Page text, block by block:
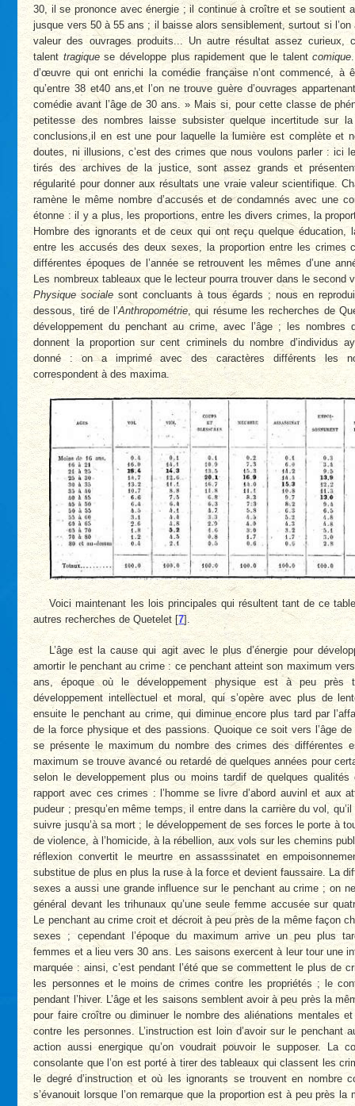
30, il se prononce avec énergie ; il continue à croître et se soutient
jusque vers 50 à 55 ans ; il baisse alors sensiblement, surtout si l’on
valeur des ouvrages produits... Un autre résultat assez curieux,
talent tragiquese développe plus rapidement que le talentcomique
d’œuvre qui ont enrichi la comédie française n’ont commencé, à
qu’entre 38 et40 ans,et l’on ne trouve guère d’ouvrages
comédie avant l’âge de 30 ans. » Mais si, pour cette classe de
petitesse des nombres laisse subsister quelque incertitude sur
conclusions,il en est une pour laquelle la lumière est complète et
doutes, ni illusions, c’est des crimes que nous voulons parler : ici
tirés des archives de la justice, sont assez grands et
régularité pour donner aux résultats une vraie valeur scientifique.
ramène le même nombre d’accusés et de condamnés avec une
étonne : il y a plus, les proportions, entre les divers crimes, la
Hombre des ignorants et de ceux qui ont reçu quelque éducation,
entre les accusés des deux sexes, la proportion entre les crimes
différentes époques de l’année se retrouvent les mêmes d’une
Les nombreux tableaux que le lecteur pourra trouver dans le second
Physique socialesont concluants à tous égards ; nous en
dessous, tiré de l’Anthropométrie , qui résume les recherches de
développement du penchant au crime, avec l’âge ; les nombres
donnent la proportion sur cent criminels du nombre d’individus
donné : on a imprimé avec des caractères différents les
correspondent à des maxima.
Voici maintenant les lois principales qui résultent tant de ce
autres recherches de Quetelet [7].
L’âge est la cause qui agit avec le plus d’énergie pour
amortir le penchant au crime : ce penchant atteint son maximum vers
ans, époque où le développement physique est à peu près
développement intellectuel et moral, qui s’opère avec plus de
ensuite le penchant au crime, qui diminue encore plus tard par
de la force physique et des passions. Quoique ce soit vers l’âge
se présente le maximum du nombre des crimes des différentes
maximum se trouve avancé ou retardé de quelques années pour
selon le developpement plus ou moins tardif de quelques qualités
rapport avec ces crimes : l’homme se livre d’abord auvinl et aux
pudeur ; presqu’en même temps, il entre dans la carrière du vol,
suivre jusqu’à sa mort ; le développement de ses forces le porte à
de violence, à l’homicide, à la rébellion, aux vols sur les chemins
réflexion convertit le meurtre en assasssinatet en
substitue de plus en plus la ruse à la force et devient faussaire. La
sexes a aussi une grande influence sur le penchant au crime ; on
général devant les trihunaux qu’une seule femme accusée sur
Le penchant au crime croit et décroit à peu près de la même façon
sexes ; cependant l’époque du maximum arrive un peu plus
femmes et a lieu vers 30 ans. Les saisons exercent à leur tour une
marquée : ainsi, c’est pendant l’été que se commettent le plus de
les personnes et le moins de crimes contre les propriétés ; le
pendant l’hiver. L’âge et les saisons semblent avoir à peu près la
pour faire croître ou diminuer le nombre des aliénations mentales
contre les personnes. L’instruction est loin d’avoir sur le penchant
action aussi energique qu’on voudrait pouvoir le supposer. La
consolante que l’on est porté à tirer des tableaux qui classent les
le degré d’instruction et où les ignorants se trouvent en nombre
s’évanouit lorsque l’on remarque que la proportion est à peu près la